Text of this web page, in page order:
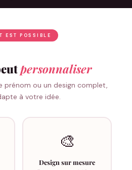
EST POSSIBLE
personnaliser
prénom ou un design complet,
à votre idée.
🎨
Design sur mesure